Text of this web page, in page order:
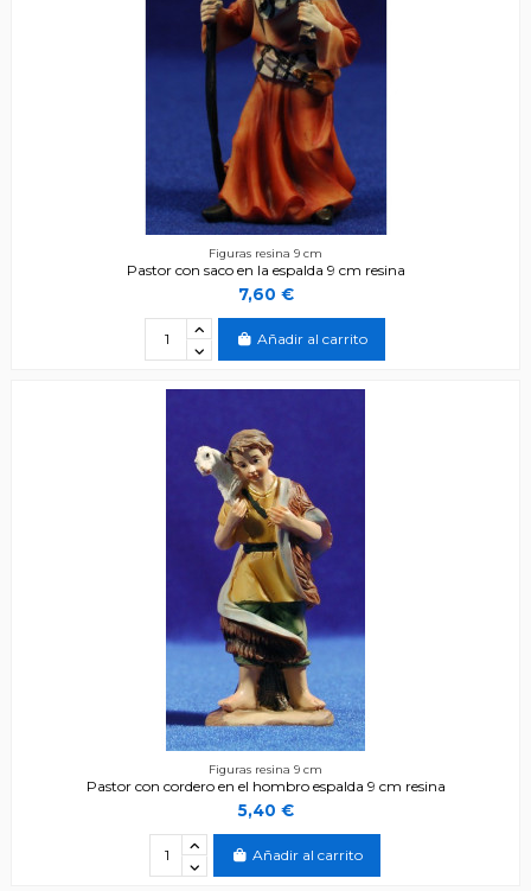
Figuras resina 9 cm
Pastor con saco en la espalda 9 cm resina
7,60 €
Añadir al carrito
Figuras resina 9 cm
Pastor con cordero en el hombro espalda 9 cm resina
5,40 €
Añadir al carrito